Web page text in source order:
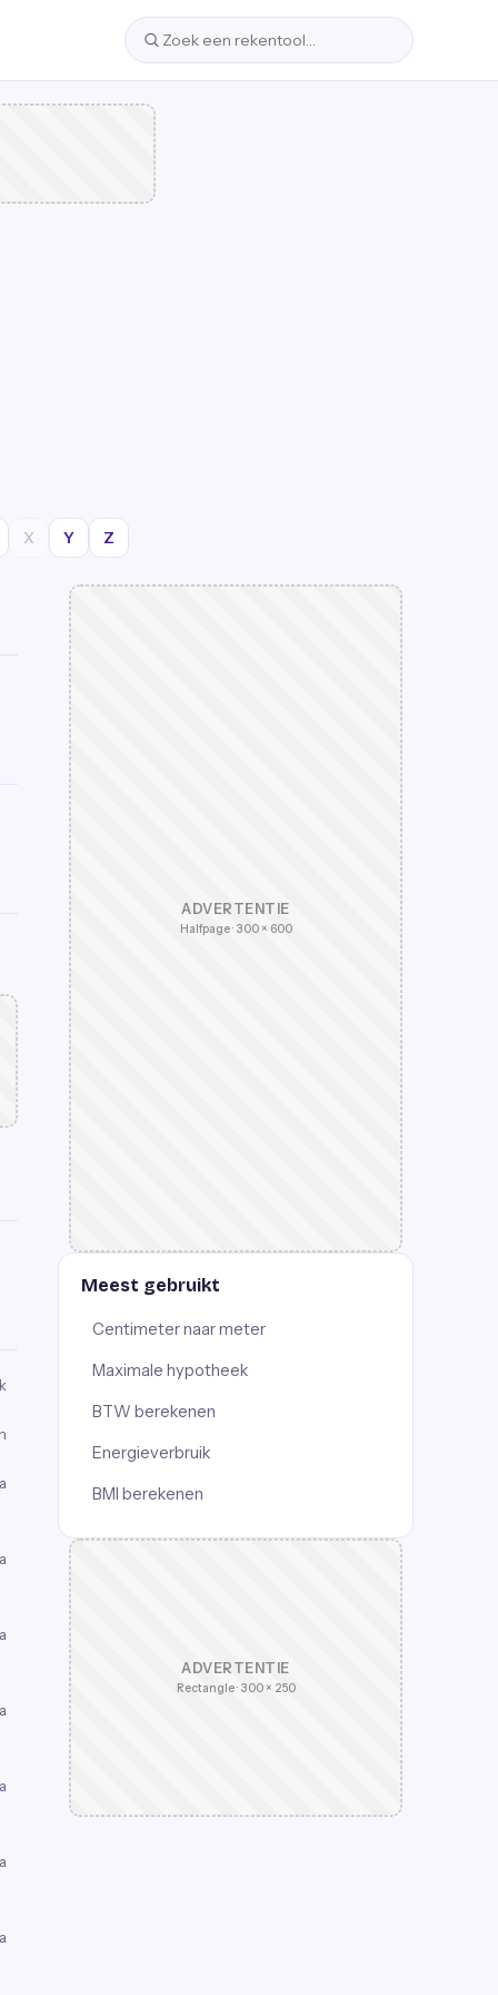
X Y Z
ADVERTENTIE
Halfpage · 300 × 600
Meest gebruikt
Centimeter naar meter
Maximale hypotheek
BTW berekenen
Energieverbruik
BMI berekenen
ADVERTENTIE
Rectangle · 300 × 250